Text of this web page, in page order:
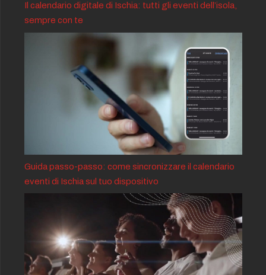
Il calendario digitale di Ischia: tutti gli eventi dell’isola,
sempre con te
Guida passo-passo: come sincronizzare il calendario
eventi di Ischia sul tuo dispositivo